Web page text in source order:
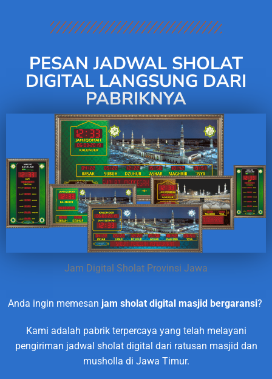
PESAN JADWAL SHOLAT
DIGITAL LANGSUNG DARI
PABRIKNYA
Jam Digital Sholat Provinsi Jawa
Anda ingin memesan jam sholat digital masjid bergaransi?
Kami adalah pabrik terpercaya yang telah melayani
pengiriman jadwal sholat digital dari ratusan masjid dan
musholla di Jawa Timur.